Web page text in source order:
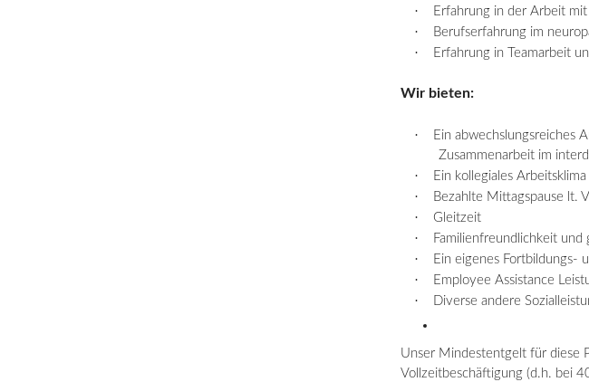
· Erfahrung in der Arbeit
· Berufserfahrung im
· Erfahrung in Teamarbeit
Wir bieten:
· Ein abwechslungsreiches
Zusammenarbeit im
· Ein kollegiales Arbeitsklima
· Bezahlte Mittagspause lt.
· Gleitzeit
· Familienfreundlichkeit
· Ein eigenes Fortbildungs-
· Employee Assistance
· Diverse andere
Unser Mindestentgelt für diese
Vollzeitbeschäftigung (d.h. bei